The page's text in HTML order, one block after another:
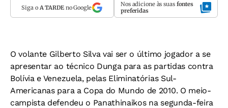
Siga o A TARDEno Google Nos adicione às suas fontes
preferidas
O volante Gilberto Silva vai ser o último jogador a se
apresentar ao técnico Dunga para as partidas contra
Bolívia e Venezuela, pelas Eliminatórias Sul-
Americanas para a Copa do Mundo de 2010. O meio-
campista defendeu o Panathinaikos na segunda-feira